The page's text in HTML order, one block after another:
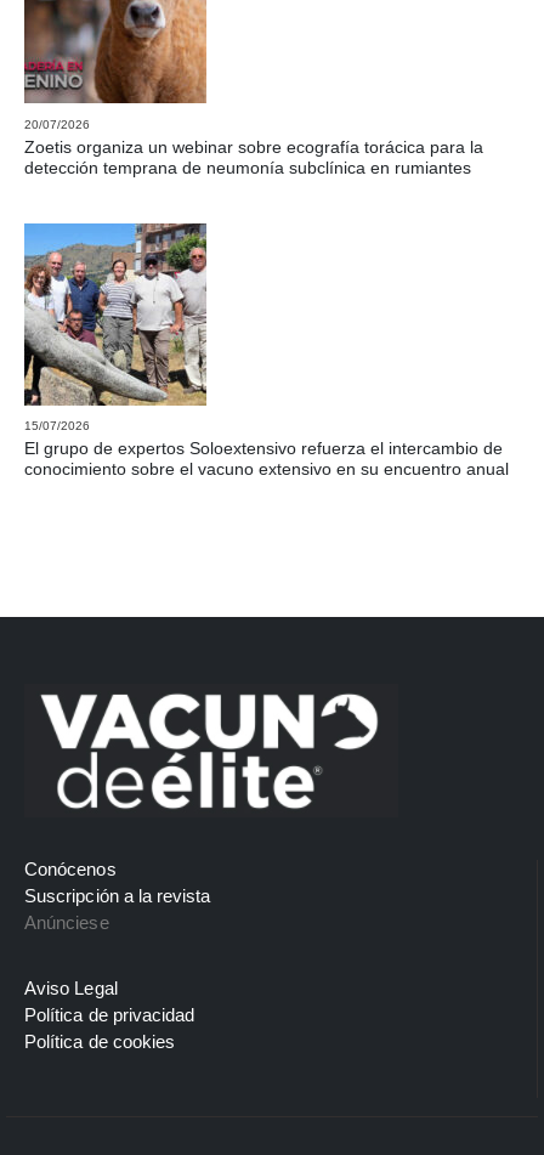
20/07/2026
Zoetis organiza un webinar sobre ecografía torácica para la
detección temprana de neumonía subclínica en rumiantes
15/07/2026
El grupo de expertos Soloextensivo refuerza el intercambio de
conocimiento sobre el vacuno extensivo en su encuentro anual
Conócenos
Suscripción a la revista
Anúnciese
Aviso Legal
Política de privacidad
Política de cookies